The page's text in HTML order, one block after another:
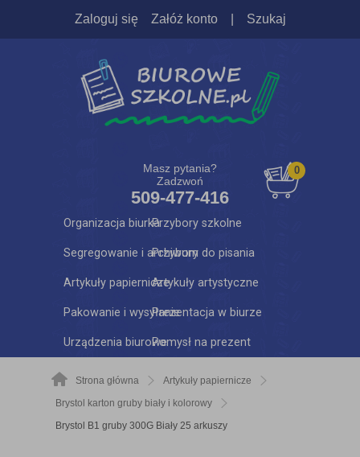
Zaloguj się Załóż konto Szukaj
Masz pytania?
Zadzwoń
509-477-416
0
Organizacja biurkaPrzybory szkolne
Segregowanie i archiwumPrzybory do pisania
Artykuły papierniczeArtykuły artystyczne
Pakowanie i wysyłaniePrezentacja w biurze
Urządzenia biurowePomysł na prezent
Strona główna
Artykuły papiernicze
Brystol karton gruby biały i kolorowy
Brystol B1 gruby 300G Biały 25 arkuszy